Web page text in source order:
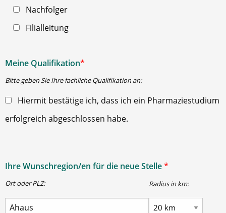
Nachfolger
Filialleitung
Meine Qualifikation*
Bitte geben Sie Ihre fachliche Qualifikation an:
Hiermit bestätige ich, dass ich ein Pharmaziestudium
erfolgreich abgeschlossen habe.
Ihre Wunschregion/en für die neue Stelle*
Ort oder PLZ: Radius in km: